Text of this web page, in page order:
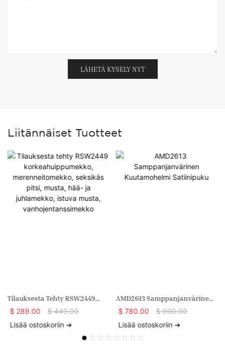
LÄHETÄ KYSELY NYT
Liitännäiset Tuotteet
Tilauksesta Tehty RSW2449
Korkeahuippumekko,
Pitsi, Musta, Hää- Ja
Juhlamekko, Istuva Musta,
$ 289.00 $449.00
Lisää ostoskoriin ➔
AMD2613 Samppanjanvärinen
Kuutamohelmi Satiinipuku
$ 780.00 $990.00
Lisää ostoskoriin ➔